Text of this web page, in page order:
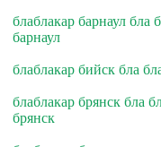
блаблакар барнаул бла
барнаул
блаблакар бийск бла
блаблакар брянск бла
брянск